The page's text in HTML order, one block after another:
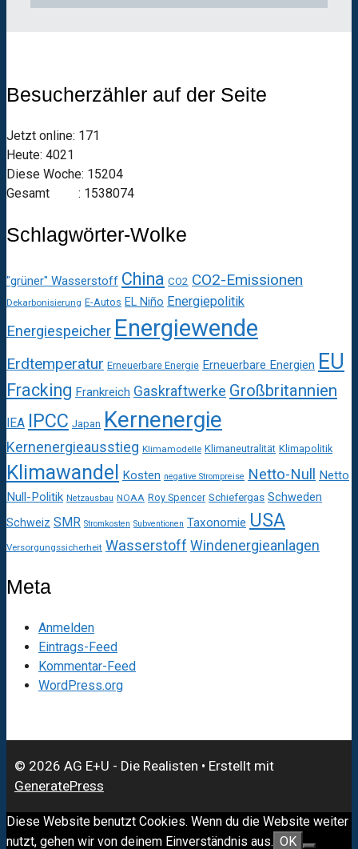
Besucherzähler auf der Seite
Jetzt online: 171
Heute: 4021
Diese Woche: 15204
Gesamt : 1538074
Schlagwörter-Wolke
"grüner" Wasserstoff China CO2 CO2-Emissionen
Dekarbonisierung E-Autos EL Niño Energiepolitik
Energiespeicher Energiewende
Erdtemperatur Erneuerbare Energie Erneuerbare Energien EU
Fracking Frankreich Gaskraftwerke Großbritannien
IEA IPCC Japan Kernenergie
Kernenergieausstieg Klimamodelle Klimaneutralität Klimapolitik
Klimawandel Kosten negative Strompreise Netto-Null Netto
Null-Politik Netzausbau NOAA Roy Spencer Schiefergas Schweden
Schweiz SMR Stromkosten Subventionen Taxonomie USA
Versorgungssicherheit Wasserstoff Windenergieanlagen
Meta
Anmelden
Eintrags-Feed
Kommentar-Feed
WordPress.org
© 2026 AG E+U - Die Realisten • Erstellt mit
GeneratePress
Diese Website benutzt Cookies. Wenn du die Website weiter
nutzt, gehen wir von deinem Einverständnis aus. OK